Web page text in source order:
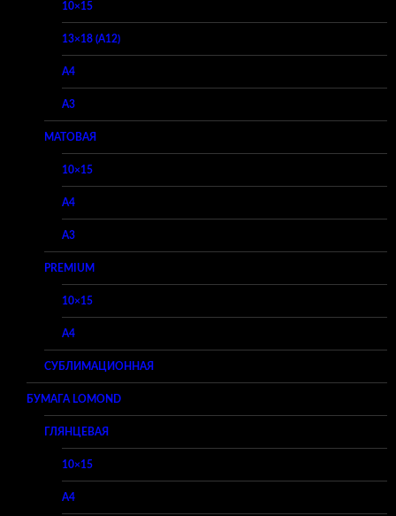
10×15
13×18 (A12)
A4
A3
МАТОВАЯ
10×15
A4
A3
PREMIUM
10×15
A4
СУБЛИМАЦИОННАЯ
БУМАГА LOMOND
ГЛЯНЦЕВАЯ
10×15
A4